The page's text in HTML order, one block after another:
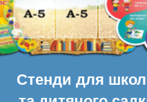
Стенди для